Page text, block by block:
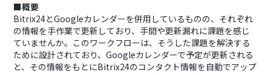
■概要
Bitrix24とGoogleカレンダーを併用しているものの、それぞれ
の情報を手作業で更新しており、手間や更新漏れに課題を感じ
ていませんか。このワークフローは、そうした課題を解決する
ために設計されており、Googleカレンダーで予定が更新される
と、その情報をもとにBitrix24のコンタクト情報を自動でアップ